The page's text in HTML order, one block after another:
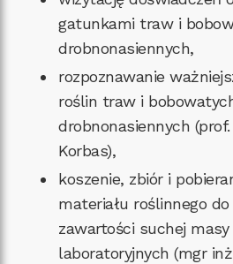
gatunkami traw i
drobnonasiennych,
rozpoznawanie
roślin traw i
drobnonasiennych
Korbas),
koszenie, zbiór i
materiału roślinnego
zawartości suchej masy
laboratoryjnych (mgr